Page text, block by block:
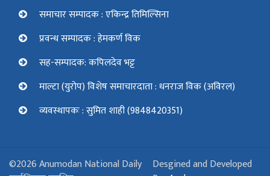
समाचार सम्पादक : एकिन्द्र तिमिल्सिना
प्रवन्ध सम्पादक : हेमकर्ण विक
सह-सम्पादक: कपिलदेव भट्ट
माल्टा (युरोप) विशेष समाचारदाता : धनराज विक (अविरल)
व्यवस्थापकः : सुमित शाही (9848420351)
©2026 Anumodan National Daily
Desgined and Developed